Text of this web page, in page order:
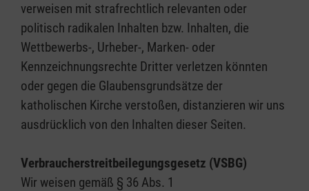
verweisen mit strafrechtlich relevanten oder
politisch radikalen Inhalten bzw. Inhalten, die
Wettbewerbs-, Urheber-, Marken- oder
Kennzeichnungsrechte Dritter verletzen könnten
oder gegen die Glaubensgrundsätze der
katholischen Kirche verstoßen, distanzieren wir uns
ausdrücklich von den Inhalten dieser Seiten.
Verbraucherstreitbeilegungsgesetz (VSBG)
Wir weisen gemäß § 36 Abs. 1